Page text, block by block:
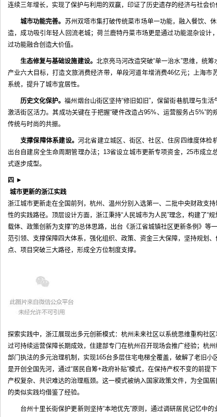
连续三年增长，实现了保护与利用的双赢，印证了历史遗存的经济与社会价
城市功能完善。 苏州双塔市集打破传统菜市场单一功能，融入餐饮、
造，成功吸引年轻人回流老城；荷兰鹿特丹菜市场更是通过功能混杂设计
过功能融合创造大价值。
生态修复与基础设施建设。 北京亮马河改造突破“单一治水”思维，统
产业六大目标，打造文旅消费经济带，单段河道年增消费46亿元；上海市
系统，提升了城市宜居性。
历史文化保护。福州烟台山街区坚持“修旧如旧”，保留街巷肌理与生
激活街区活力。其成功关键在于把握“硬件改造占95%、运营服务占5%”
传统与时尚的共振。
支撑保障体系建设。 河北省建立城区、街区、社区、住房四维度体检
出台自建房全生命周期管理办法；13省设立城市更新专项资金，25市成立
式逐步成型。
四 ►
城市更新的浙江实践
浙江城市更新走在全国前列，杭州、温州分别入选第一、二批中央财政支
性的实践路径。顶层设计方面，浙江秉持“人民城市为人民”理念，构建了“
载体、政策创新为支撑”的总体思路，出台《浙江省城镇社区更新条例》等
范引领、支撑保障四大体系，强化组织、政策、资金三大保障，坚持规划
点、项目突破三大路径，形成全方位制度支撑。
探索实践中，浙江展现出多元创新模式：杭州未来社区以系统思维重构社
过可持续运营保障长期成效，住建部专门在杭州召开现场会推广经验；杭
部门执法的多元治理机制，实现165台多层住宅电梯全覆盖，破解了老旧
是开创全国先河，通过“居民自筹+政府补贴”模式，在保持产权不变的前提
产权复杂、共识难达的治理瓶颈。这一模式被纳入国家政策文件，为全国
的类似实践均借鉴了经验。
台州十里长街保护更新则坚持“本地优先”原则，通过调研居民记忆中